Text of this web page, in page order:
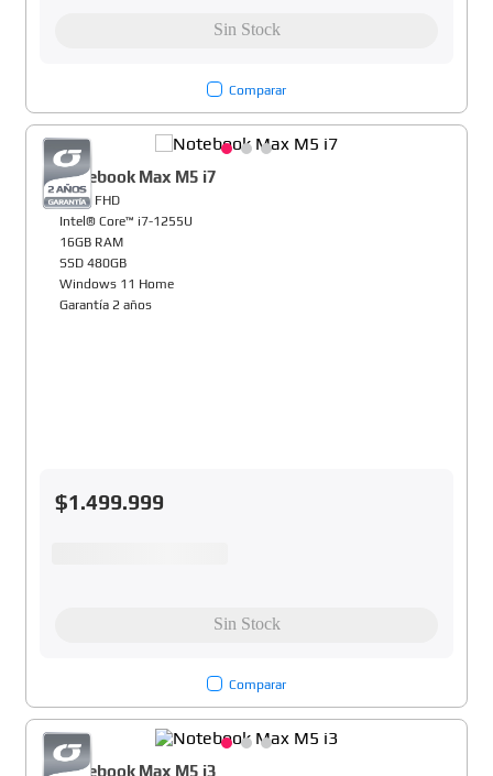
Comparar
Notebook Max M5 i7
15,6" FHD
Intel® Core™ i7-1255U
16GB RAM
SSD 480GB
Windows 11 Home
Garantía 2 años
$1.499.999
Comparar
Notebook Max M5 i3